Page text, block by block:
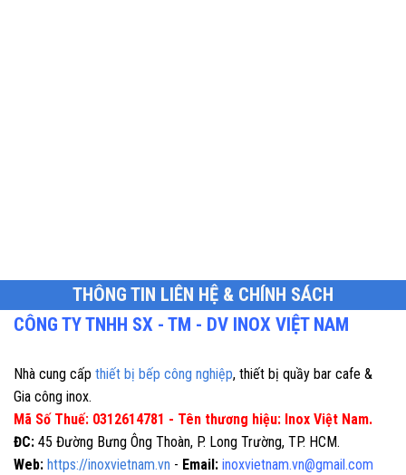
THÔNG TIN LIÊN HỆ & CHÍNH SÁCH
CÔNG TY TNHH SX - TM - DV INOX VIỆT NAM
Nhà cung cấp thiết bị bếp công nghiệp, thiết bị quầy bar cafe &
Gia công inox.
Mã Số Thuế: 0312614781 - Tên thương hiệu: Inox Việt Nam.
ĐC: 45 Đường Bưng Ông Thoàn, P. Long Trường, TP. HCM.
Web: https://inoxvietnam.vn - Email: inoxvietnam.vn@gmail.com